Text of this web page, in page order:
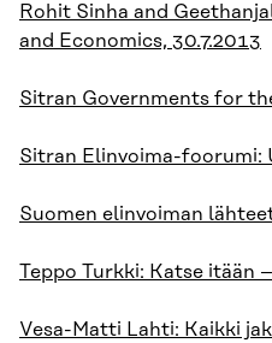
Rohit Sinha and
and Economics, 30.7.2013
Sitran Governments for
Sitran Elinvoima-foorumi:
Suomen elinvoiman
Teppo Turkki: Katse itään
Vesa-Matti Lahti: Kaikki